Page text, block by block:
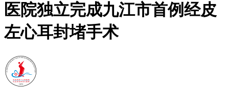
医院独立完成九江市首例经皮
左心耳封堵手术